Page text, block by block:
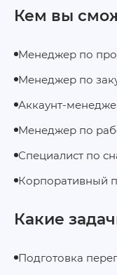
Кем вы
Менеджер по
Менеджер по
Аккаунт-
Менеджер по
Специалист по
Корпоративный
Какие
Подготовка